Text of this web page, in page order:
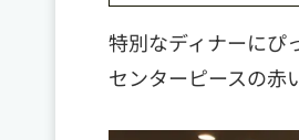
特別なディナーにぴ
センターピースの赤